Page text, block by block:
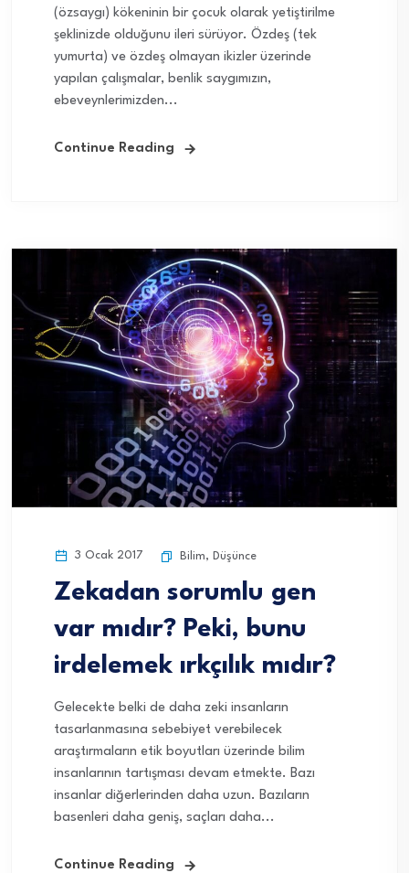
(özsaygı) kökeninin bir çocuk olarak yetiştirilme
şeklinizde olduğunu ileri sürüyor. Özdeş (tek
yumurta) ve özdeş olmayan ikizler üzerinde
yapılan çalışmalar, benlik saygımızın,
ebeveynlerimizden...
Continue Reading
3 Ocak 2017 Bilim, Düşünce
Zekadan sorumlu gen
var mıdır? Peki, bunu
irdelemek ırkçılık mıdır?
Gelecekte belki de daha zeki insanların
tasarlanmasına sebebiyet verebilecek
araştırmaların etik boyutları üzerinde bilim
insanlarının tartışması devam etmekte. Bazı
insanlar diğerlerinden daha uzun. Bazıların
basenleri daha geniş, saçları daha...
Continue Reading